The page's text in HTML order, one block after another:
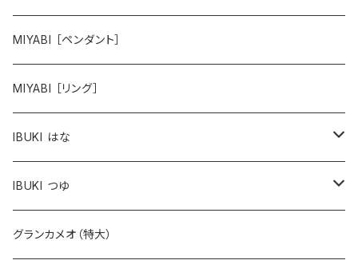
animal
hana
animal
MIYABI ［ペンダント］
MIYABI ［リング］
IBUKI はな
スミレ
バラ
IBUKI つゆ
大
グランカメオ（特大）